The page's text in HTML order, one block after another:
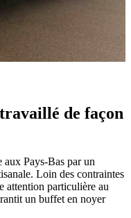
de façon
aux Pays-Bas par un
Loin des contraintes
attention particulière au
un buffet en noyer